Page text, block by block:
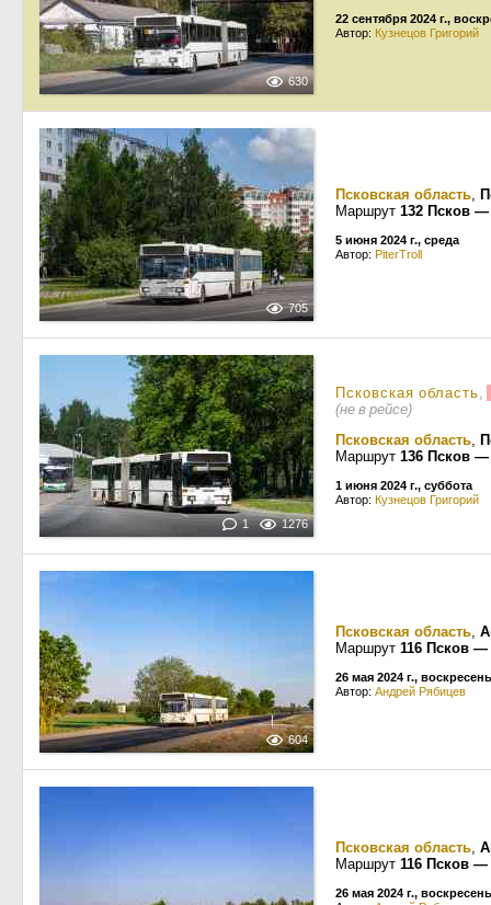
630
22 сентября 2024 г.,
Автор: Кузнецов Григорий
705
Псковская область,
Маршрут 132 Псков
5 июня 2024 г., среда
Автор: PiterTroll
1 1276
Псковская область,
(не в рейсе)
Псковская область,
Маршрут 136 Псков —
1 июня 2024 г., суббота
Автор: Кузнецов Григорий
604
Псковская область,
Маршрут 116 Псков
26 мая 2024 г.,
Автор: Андрей Рябицев
Псковская область,
Маршрут 116 Псков
26 мая 2024 г.,